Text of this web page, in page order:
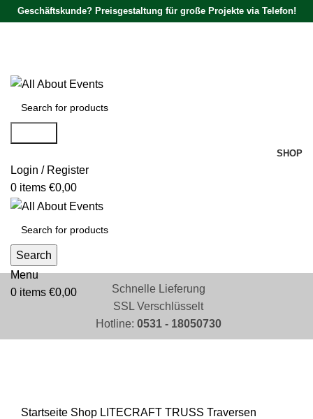
Geschäftskunde? Preisgestaltung für große Projekte via Telefon!
SHOP
Login / Register
0 items €0,00
Search
Menu
0 items €0,00
Schnelle Lieferung
SSL Verschlüsselt
Hotline: 0531 - 18050730
Startseite Shop LITECRAFT TRUSS Traversen